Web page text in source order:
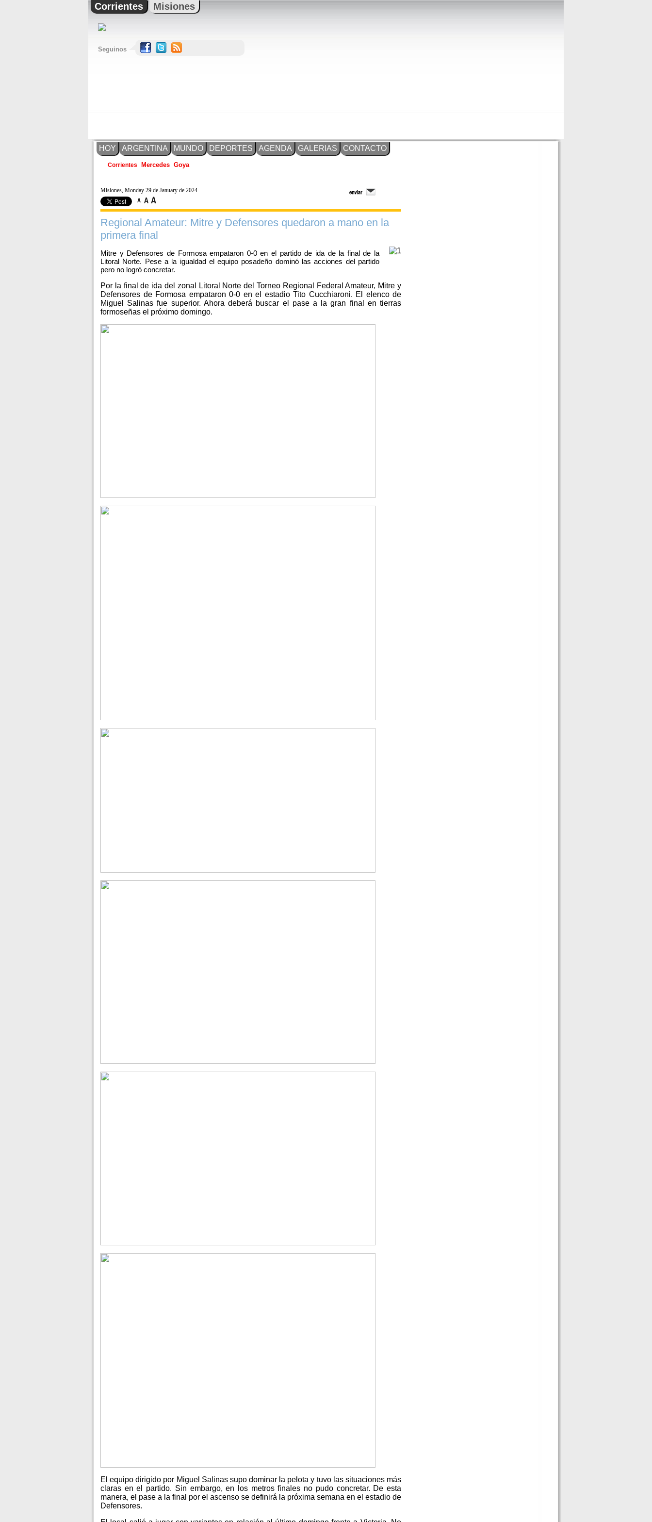
Corrientes Misiones
Seguinos
HOY ARGENTINA MUNDO DEPORTES AGENDA GALERIAS CONTACTO
Corrientes Mercedes Goya
Misiones, Monday 29 de January de 2024
Regional Amateur: Mitre y Defensores quedaron a mano en la
primera final
Mitre y Defensores de Formosa empataron 0-0 en el partido de ida de la final de la
Litoral Norte. Pese a la igualdad el equipo posadeño dominó las acciones del partido
pero no logró concretar.
Por la final de ida del zonal Litoral Norte del Torneo Regional Federal Amateur, Mitre y
Defensores de Formosa empataron 0-0 en el estadio Tito Cucchiaroni. El elenco de
Miguel Salinas fue superior. Ahora deberá buscar el pase a la gran final en tierras
formoseñas el próximo domingo.
El equipo dirigido por Miguel Salinas supo dominar la pelota y tuvo las situaciones más
claras en el partido. Sin embargo, en los metros finales no pudo concretar. De esta
manera, el pase a la final por el ascenso se definirá la próxima semana en el estadio de
Defensores.